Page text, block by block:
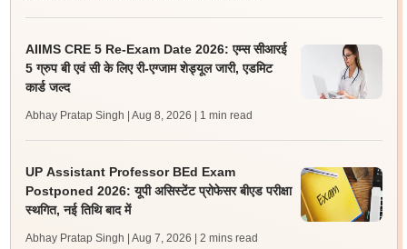
AIIMS CRE 5 Re-Exam Date 2026: एम्स सीआरई
5 ग्रुप बी एवं सी के लिए री-एग्जाम शेड्यूल जारी, एडमिट
कार्ड जल्द
Abhay Pratap Singh | Aug 8, 2026 | 1 min read
UP Assistant Professor BEd Exam
Postponed 2026: यूपी असिस्टेंट प्रोफेसर बीएड परीक्षा
स्थगित, नई तिथि बाद में
Abhay Pratap Singh | Aug 7, 2026 | 2 mins read